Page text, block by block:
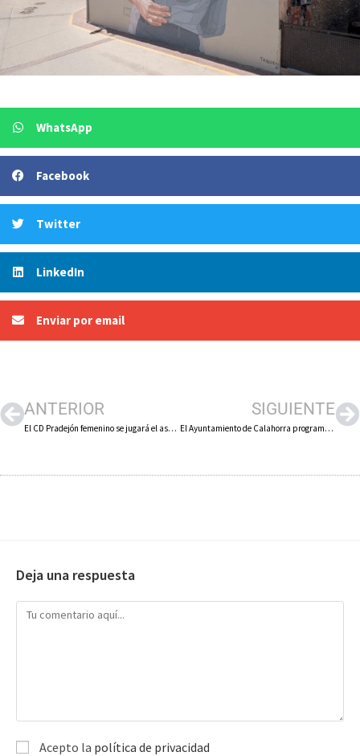
WhatsApp
Facebook
Twitter
LinkedIn
Enviar por email
ANTERIOR
El CD Pradejón femenino se jugará el ascenso a la Liga Reto ante el UD Viera de Las Palmas de Gran Canaria
SIGUIENTE
El Ayuntamiento de Calahorra programa de junio a octubre actividades de ocio y divulgación para los jóvenes
Deja una respuesta
Acepto la política de privacidad